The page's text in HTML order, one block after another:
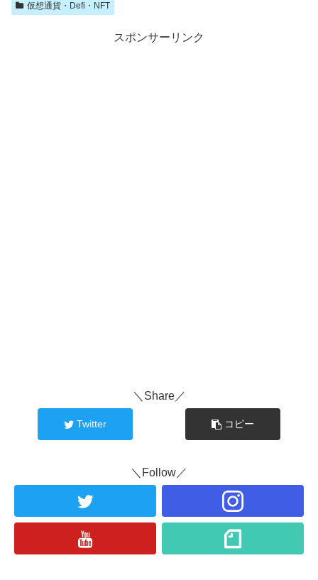
仮想通貨・Defi・NFT
スポンサーリンク
＼Share／
Twitter コピー
＼Follow／